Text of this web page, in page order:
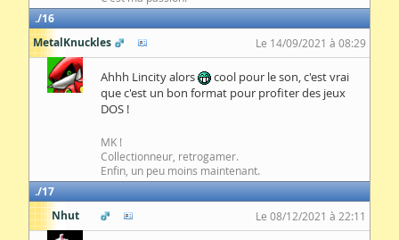
16
MetalKnuckles
Le 14/09/2021 à 08:29
Ahhh Lincity alors
cool pour le son, c'est vrai
que c'est un bon format pour profiter des jeux
DOS !
MK !
Collectionneur, retrogamer.
Enfin, un peu moins maintenant.
17
Nhut
Le 08/12/2021 à 22:11